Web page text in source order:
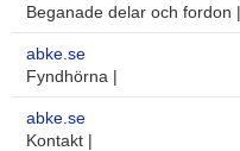
Beganade delar och fordon |
abke.se
Fyndhörna |
abke.se
Kontakt |